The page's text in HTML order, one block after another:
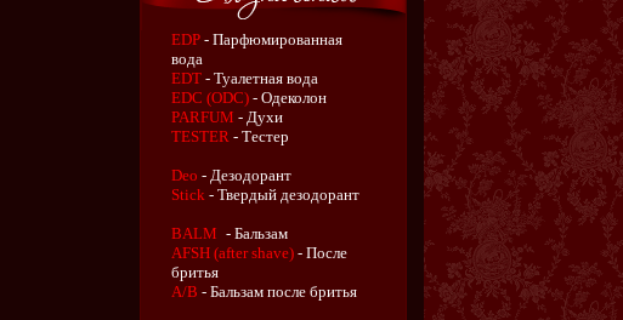
EDP - Парфюмированная
вода
EDT - Туалетная вода
EDC (ODC) - Одеколон
PARFUM - Духи
TESTER - Тестер
Deo - Дезодорант
Stick - Твердый дезодорант
BALM - Бальзам
AFSH (after shave) - После
бритья
A/B - Бальзам после бритья